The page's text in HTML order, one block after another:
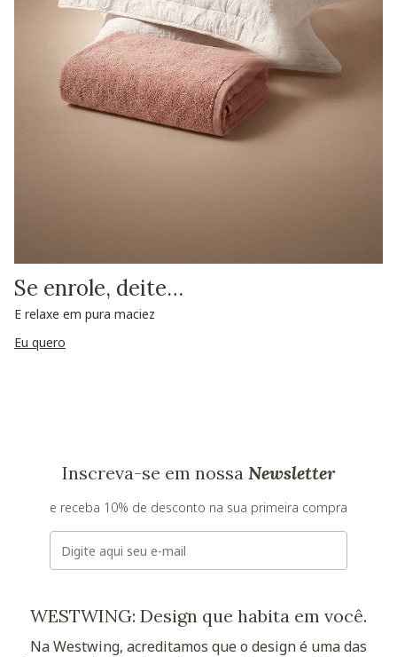
Se enrole, deite…
E relaxe em pura maciez
Eu quero
Inscreva-se em nossa Newsletter
e receba 10% de desconto na sua primeira compra
E-mail
WESTWING: Design que habita em você.
Na Westwing, acreditamos que o design é uma das